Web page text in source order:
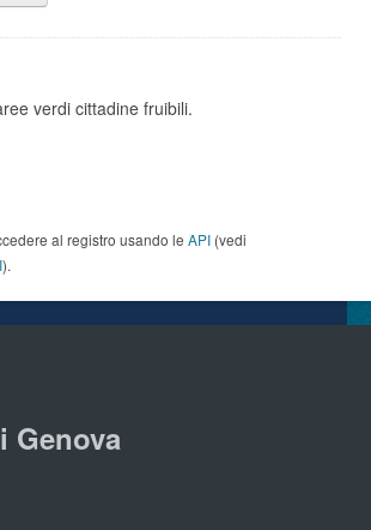
verdi cittadine fruibili.
al registro usando le API (vedi
).
Genova